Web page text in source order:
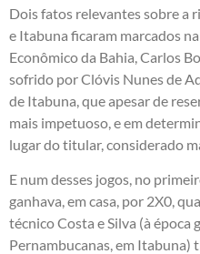
Dois fatos relevantes sobre a
e Itabuna ficaram marcados
Econômico da Bahia, Carlos
sofrido por Clóvis Nunes de
de Itabuna, que apesar de
mais impetuoso, e em
lugar do titular, considerado
E num desses jogos, no
ganhava, em casa, por 2X0,
técnico Costa e Silva (à época
Pernambucanas, em